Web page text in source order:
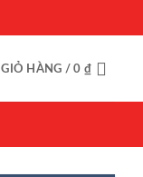
GIỎ HÀNG /0 ₫